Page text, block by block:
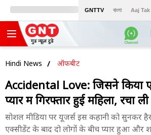
GNTTV বাংলা Aaj Tak
Hindi News ऑफबीट
Accidental Love: जिसने किया
प्यार में गिरफ्तार हुई महिला, रचा
सोशल मीडिया पर यूजर्स इस कहानी को सुनकर
एक्सीडेंट के बाद दो लोगों के बीच प्यार हुआ और